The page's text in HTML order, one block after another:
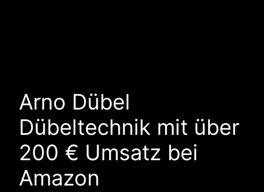
Arno Dübel
Dübeltechnik mit über
200 € Umsatz bei
Amazon